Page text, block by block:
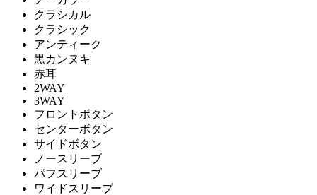
クラシカル
クラシック
アンティーク
黒カンヌキ
赤耳
2WAY
3WAY
フロントボタン
センターボタン
サイドボタン
ノースリーブ
パフスリーブ
ワイドスリーブ